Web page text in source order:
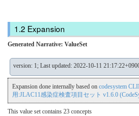
Expansion
Generated Narrative: ValueSet
version: 1; Last updated: 2022-10-11
Expansion done internally based on codesystem
用:JLAC11感染症検査項目セット v1.6.0
This value set contains 23 concepts